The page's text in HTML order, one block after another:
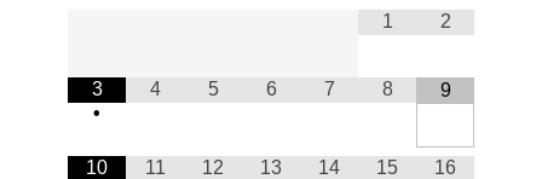
1 2
3
•
4 5 6 7 8 9
10
11 12 13 14 15 16